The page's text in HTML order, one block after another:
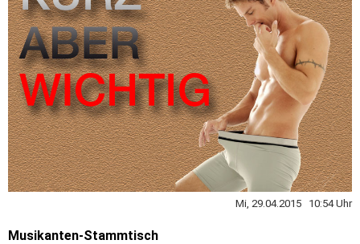
Mi, 29.04.2015 10:54 Uhr
Musikanten-Stammtisch